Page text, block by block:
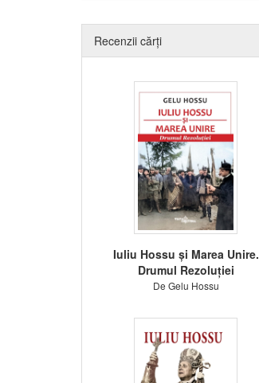
Recenzii cărți
Iuliu Hossu și Marea Unire.
Drumul Rezoluției
De Gelu Hossu